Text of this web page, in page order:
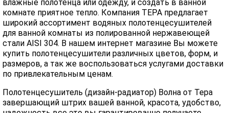
влажные полотенца или одежду, и создать в ванной
комнате приятное тепло. Компания ТЕРА предлагает
широкий ассортимент водяных полотенцесушителей
для ванной комнаты из полированной нержавеющей
стали AISI 304. В нашем интернет магазине Вы можете
купить полотенцесушители различных цветов, форм, и
размеров, а так же воспользоваться услугами доставки
по привлекательным ценам.
Полотенцесушитель (дизайн-радиатор) Волна от Тера
завершающий штрих вашей ванной, красота, удобство,